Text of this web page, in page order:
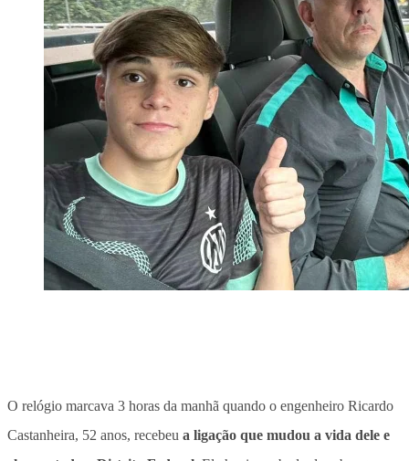
O relógio marcava 3 horas da manhã quando o engenheiro Ricardo
Castanheira, 52 anos, recebeu a ligação que mudou a vida dele e